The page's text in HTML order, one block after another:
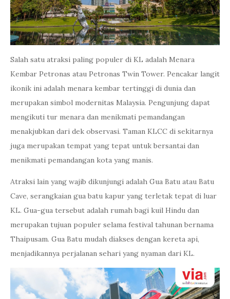
Salah satu atraksi paling populer di KL adalah Menara
Kembar Petronas atau Petronas Twin Tower. Pencakar langit
ikonik ini adalah menara kembar tertinggi di dunia dan
merupakan simbol modernitas Malaysia. Pengunjung dapat
mengikuti tur menara dan menikmati pemandangan
menakjubkan dari dek observasi. Taman KLCC di sekitarnya
juga merupakan tempat yang tepat untuk bersantai dan
menikmati pemandangan kota yang manis.
Atraksi lain yang wajib dikunjungi adalah Gua Batu atau Batu
Cave, serangkaian gua batu kapur yang terletak tepat di luar
KL. Gua-gua tersebut adalah rumah bagi kuil Hindu dan
merupakan tujuan populer selama festival tahunan bernama
Thaipusam. Gua Batu mudah diakses dengan kereta api,
menjadikannya perjalanan sehari yang nyaman dari KL.